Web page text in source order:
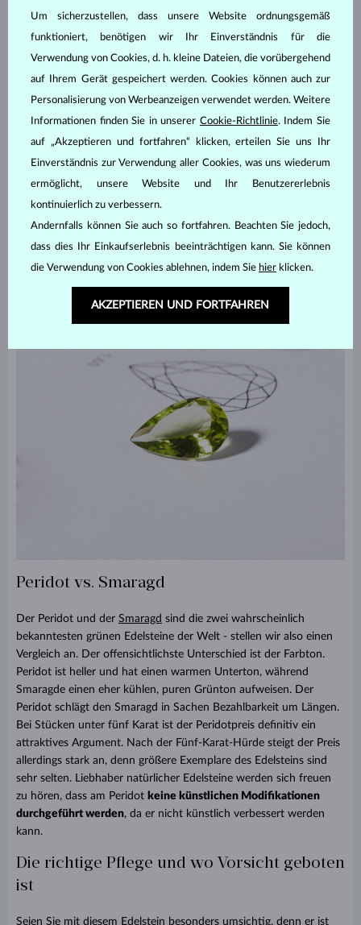
Strahlender Peridot gegen modisches Grau
Der unverkennbare Vorteil des Olivin ist seine frische, strahlende
Farbe, die jugendlichen und optimistischen Charme versprüht.
Peridot-Schmuck bringt frischen Wind in neutrale Alltagskleidung
und dient als funkelnder Blickfang.Peridot wird sowohl klassisch,
Steins besonders hervorzuheben vermag.
Peridot vs. Smaragd
Der Peridot und der Smaragd sind die zwei wahrscheinlich
bekanntesten grünen Edelsteine der Welt - stellen wir also einen
Vergleich an. Der offensichtlichste Unterschied ist der Farbton.
Peridot ist heller und hat einen warmen Unterton, während
Smaragde einen eher kühlen, puren Grünton aufweisen. Der
Peridot schlägt den Smaragd in Sachen Bezahlbarkeit um Längen.
Bei Stücken unter fünf Karat ist der Peridotpreis definitiv ein
attraktives Argument. Nach der Fünf-Karat-Hürde steigt der Preis
allerdings stark an, denn größere Exemplare des Edelsteins sind
sehr selten. Liebhaber natürlicher Edelsteine werden sich freuen
zu hören, dass am Peridot keine künstlichen Modifikationen
durchgeführt werden, da er nicht künstlich verbessert werden
kann.
Die richtige Pflege und wo Vorsicht geboten
ist
Seien Sie mit diesem Edelstein besonders umsichtig, denn er ist
Um sicherzustellen, dass unsere Website ordnungsgemäß
funktioniert, benötigen wir Ihr Einverständnis für die
Verwendung von Cookies, d. h. kleine Dateien, die vorübergehend
auf Ihrem Gerät gespeichert werden. Cookies können auch zur
Personalisierung von Werbeanzeigen verwendet werden. Weitere
Informationen finden Sie in unserer Cookie-Richtlinie. Indem Sie
auf „Akzeptieren und fortfahren“ klicken, erteilen Sie uns Ihr
Einverständnis zur Verwendung aller Cookies, was uns wiederum
ermöglicht, unsere Website und Ihr Benutzererlebnis
kontinuierlich zu verbessern.
Andernfalls können Sie auch so fortfahren. Beachten Sie jedoch,
dass dies Ihr Einkaufserlebnis beeinträchtigen kann. Sie können
die Verwendung von Cookies ablehnen, indem Sie hier klicken.
AKZEPTIEREN UND FORTFAHREN